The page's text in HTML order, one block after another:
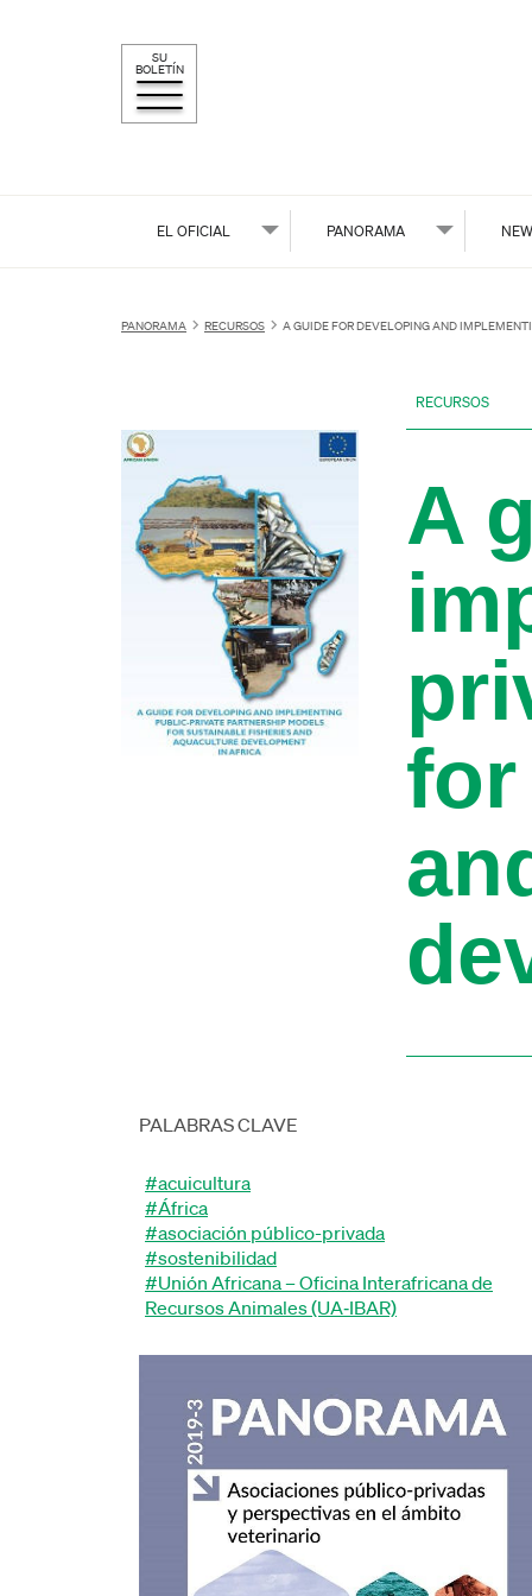
SU
BOLETÍN
EL OFICIAL PANORAMA
PANORAMA RECURSOS A GUIDE FOR DEVELOPING AND
RECURSOS
A
PALABRAS CLAVE
#acuicultura
#África
#asociación público-privada
#sostenibilidad
#Unión Africana – Oficina Interafricana de
Recursos Animales (UA‑IBAR)